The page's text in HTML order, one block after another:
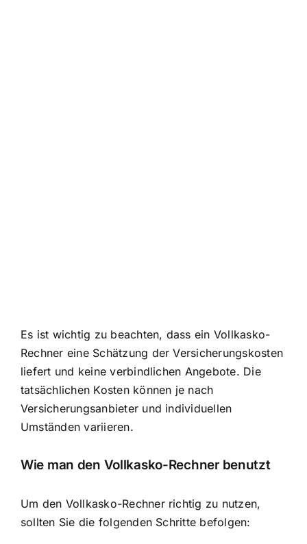
Es ist wichtig zu beachten, dass ein Vollkasko-
Rechner eine Schätzung der Versicherungskosten
liefert und keine verbindlichen Angebote. Die
tatsächlichen Kosten können je nach
Versicherungsanbieter und individuellen
Umständen variieren.
Wie man den Vollkasko-Rechner benutzt
Um den Vollkasko-Rechner richtig zu nutzen,
sollten Sie die folgenden Schritte befolgen: